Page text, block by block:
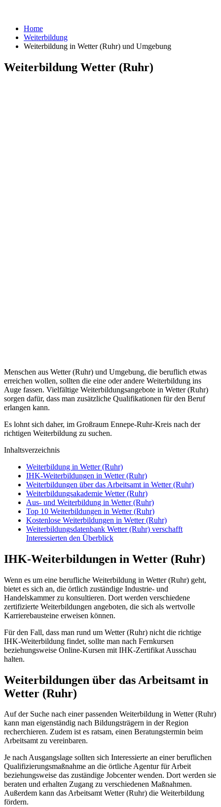
Home
Weiterbildung
Weiterbildung in Wetter (Ruhr) und Umgebung
Weiterbildung Wetter (Ruhr)
Menschen aus Wetter (Ruhr) und Umgebung, die beruflich etwas
erreichen wollen, sollten die eine oder andere Weiterbildung ins
Auge fassen. Vielfältige Weiterbildungsangebote in Wetter (Ruhr)
sorgen dafür, dass man zusätzliche Qualifikationen für den Beruf
erlangen kann.
Es lohnt sich daher, im Großraum Ennepe-Ruhr-Kreis nach der
richtigen Weiterbildung zu suchen.
Inhaltsverzeichnis
Weiterbildung in Wetter (Ruhr)
IHK-Weiterbildungen in Wetter (Ruhr)
Weiterbildungen über das Arbeitsamt in Wetter (Ruhr)
Weiterbildungsakademie Wetter (Ruhr)
Aus- und Weiterbildung in Wetter (Ruhr)
Top 10 Weiterbildungen in Wetter (Ruhr)
Kostenlose Weiterbildungen in Wetter (Ruhr)
Weiterbildungsdatenbank Wetter (Ruhr) verschafft
Interessierten den Überblick
IHK-Weiterbildungen in Wetter (Ruhr)
Wenn es um eine berufliche Weiterbildung in Wetter (Ruhr) geht,
bietet es sich an, die örtlich zuständige Industrie- und
Handelskammer zu konsultieren. Dort werden verschiedene
zertifizierte Weiterbildungen angeboten, die sich als wertvolle
Karrierebausteine erweisen können.
Für den Fall, dass man rund um Wetter (Ruhr) nicht die richtige
IHK-Weiterbildung findet, sollte man nach Fernkursen
beziehungsweise Online-Kursen mit IHK-Zertifikat Ausschau
halten.
Weiterbildungen über das Arbeitsamt in
Wetter (Ruhr)
Auf der Suche nach einer passenden Weiterbildung in Wetter (Ruhr)
kann man eigenständig nach Bildungsträgern in der Region
recherchieren. Zudem ist es ratsam, einen Beratungstermin beim
Arbeitsamt zu vereinbaren.
Je nach Ausgangslage sollten sich Interessierte an einer beruflichen
Qualifizierungsmaßnahme an die örtliche Agentur für Arbeit
beziehungsweise das zuständige Jobcenter wenden. Dort werden sie
beraten und erhalten Zugang zu verschiedenen Maßnahmen.
Außerdem kann das Arbeitsamt Wetter (Ruhr) die Weiterbildung
fördern.